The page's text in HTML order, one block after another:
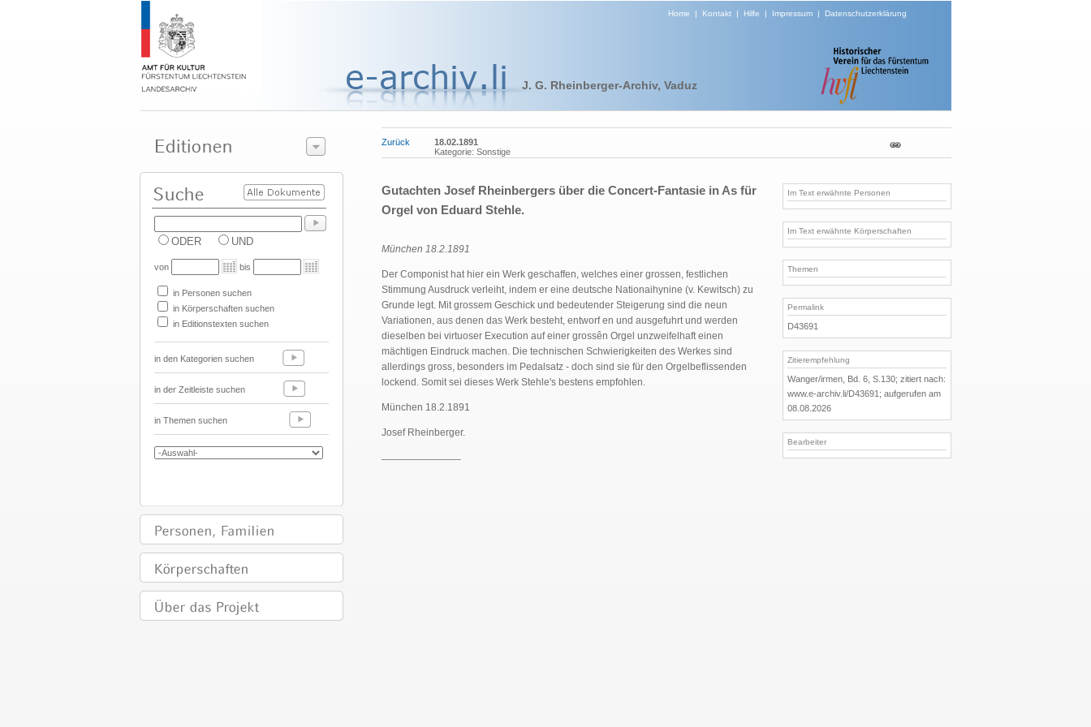
Home | Kontakt| Hilfe | Impressum| Datenschutzerklärung
J. G. Rheinberger-Archiv, Vaduz
ODER UND
von bis
in Personen suchen
in Körperschaften suchen
in Editionstexten suchen
in den Kategorien suchen
in der Zeitleiste suchen
in Themen suchen
Zurück
18.02.1891
Kategorie: Sonstige
Gutachten Josef Rheinbergers über die Concert-Fantasie in As für
Orgel von Eduard Stehle.
München 18.2.1891
Der Componist hat hier ein Werk geschaffen, welches einer grossen, festlichen
Stimmung Ausdruck verleiht, indem er eine deutsche Nationaihynine (v. Kewitsch) zu
Grunde legt. Mit grossem Geschick und bedeutender Steigerung sind die neun
Variationen, aus denen das Werk besteht, entworf en und ausgefuhrt und werden
dieselben bei virtuoser Execution auf einer grossên Orgel unzweifelhaft einen
mächtigen Eindruck machen. Die technischen Schwierigkeiten des Werkes sind
allerdings gross, besonders im Pedalsatz - doch sind sie für den Orgelbeflissenden
lockend. Somit sei dieses Werk Stehle's bestens empfohlen.
München 18.2.1891
Josef Rheinberger.
Im Text erwähnte Personen
Im Text erwähnte Körperschaften
Themen
Permalink
D43691
Zitierempfehlung
Wanger/irmen, Bd. 6, S.130; zitiert nach:
www.e-archiv.li/D43691; aufgerufen am
08.08.2026
Bearbeiter